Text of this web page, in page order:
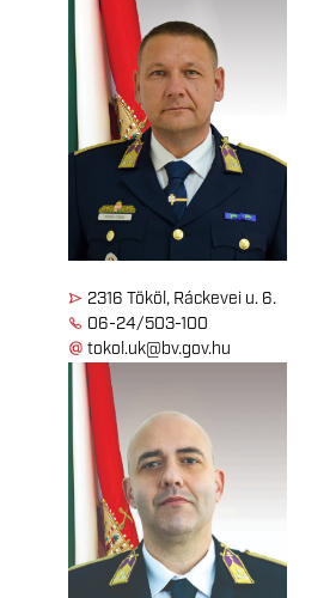
2316 Tököl, Ráckevei u. 6.
06-24/503-100
tokol.uk@bv.gov.hu